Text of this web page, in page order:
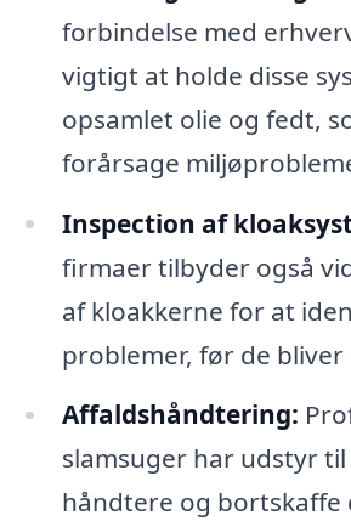
forbindelse med
vigtigt at holde disse
opsamlet olie og fedt,
forårsage
Inspection af
firmaer tilbyder også
af kloakkerne for at
problemer, før de bliver
Affaldshåndtering:
slamsuger har udstyr
håndtere og bortskaffe